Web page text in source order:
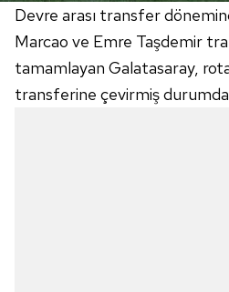
Devre arası transfer
Marcao ve Emre Taşdemir
tamamlayan Galatasaray,
transferine çevirmiş